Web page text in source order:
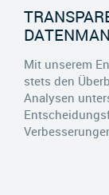
Mit unserem
stets den
Analysen